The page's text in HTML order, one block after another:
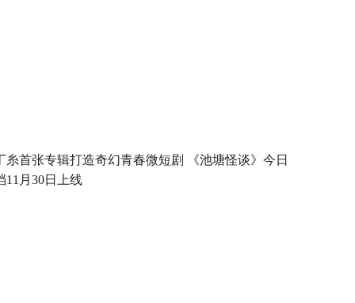
糸首张专辑打造奇幻青春微短剧 《池塘怪谈》今日
11月30日上线